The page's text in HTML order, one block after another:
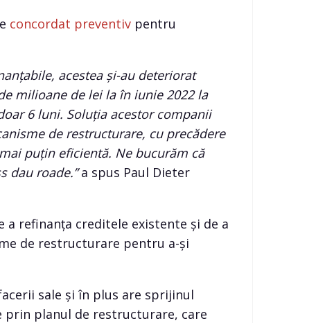
concordat preventiv pentru
acestea și-au deteriorat
milioane de lei la în iunie 2022 la
6 luni. Soluția acestor companii
de restructurare, cu precădere
puțin eficientă. Ne bucurăm că
dau roade.”a spus Paul Dieter
refinanța creditele existente și de a
de restructurare pentru a-și
sale și în plus are sprijinul
planul de restructurare, care